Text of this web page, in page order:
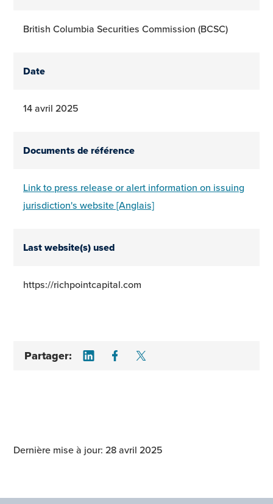
British Columbia Securities Commission (BCSC)
Date
14 avril 2025
Documents de référence
Link to press release or alert information on issuing
jurisdiction's website [Anglais]
Last website(s) used
https://richpointcapital.com
Partager: Share on LinkedIn
Share on Facebook
Dernière mise à jour: 28 avril 2025